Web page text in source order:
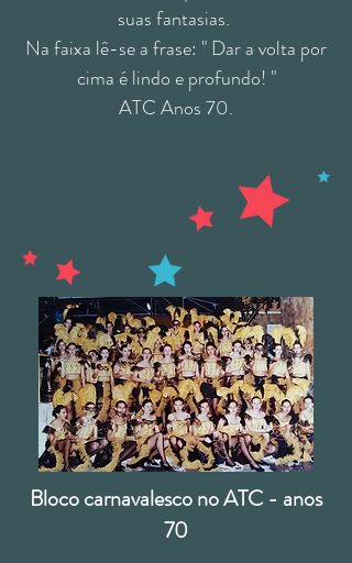
suas fantasias.
Na faixa lê-se a frase: " Dar a volta por
cima é lindo e profundo! "
ATC Anos 70.
Bloco carnavalesco no ATC - anos
70